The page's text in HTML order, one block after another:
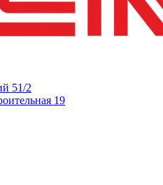
51/2
19